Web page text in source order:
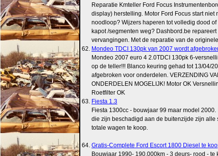
Reparatie Kmteller Ford Focus
display) herstelling. Motor Ford Focus start niet
noodloop? Wijzers haperen tot volledig dood
kapot /segmenten weg? Dashbord.be repareert
vervangingen. Met de reparatie van de
62. Mondeo TDCI 130pk van 2007 wordt
Mondeo 2007 euro 4 2.0TDCI 130pk 6-
op de teller!!! Blanco keuring gehad tot 13/04/
afgebroken voor onderdelen. VERZENDING
ONDERDELEN MOGELIJK! Motor OK
Roetfilter OK
63. Fiesta 1.3
Fiesta 1300cc - bouwjaar 99 maar model
die zijn beschadigd aan de buitenzijde zijn alle
totale wagen te koop.
64. Gratis-Complete Ford Escort 1800 Diesel te
Bouwjaar 1990- 190.000km - 3 deurs- rood - te